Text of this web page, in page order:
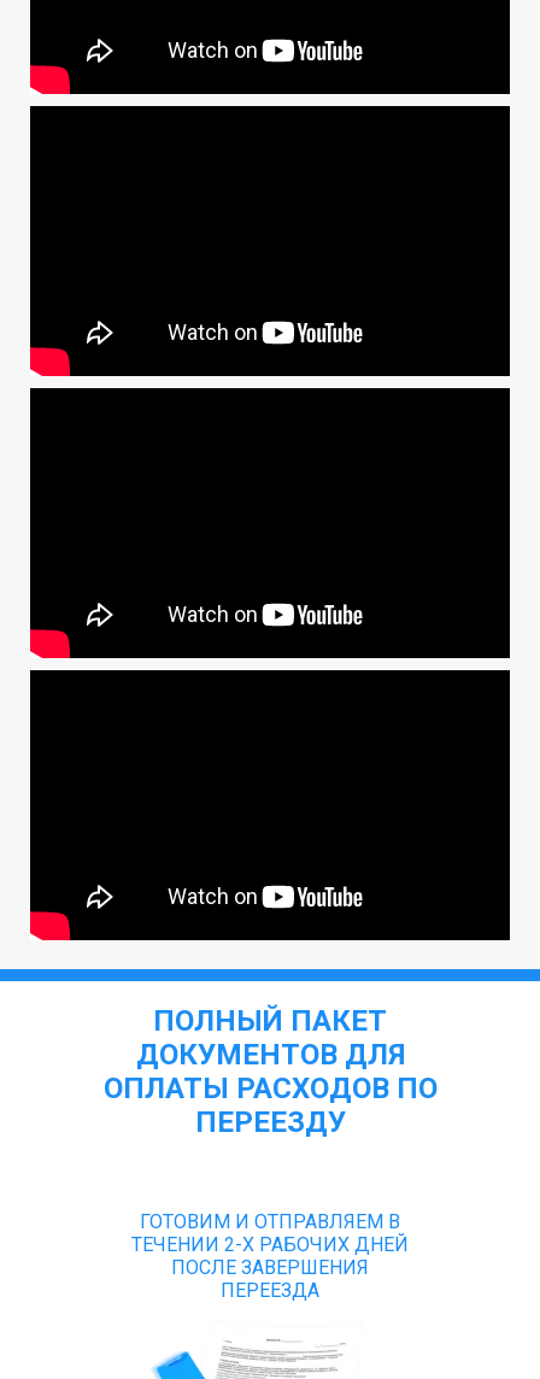
ПОЛНЫЙ ПАКЕТ
ДОКУМЕНТОВ ДЛЯ
ОПЛАТЫ РАСХОДОВ ПО
ПЕРЕЕЗДУ
ГОТОВИМ И ОТПРАВЛЯЕМ В
ТЕЧЕНИИ 2-Х РАБОЧИХ ДНЕЙ
ПОСЛЕ ЗАВЕРШЕНИЯ
ПЕРЕЕЗДА